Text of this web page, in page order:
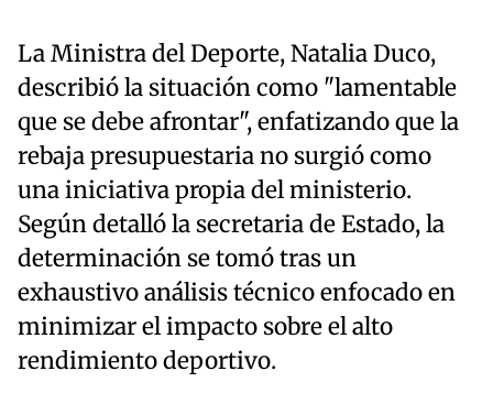
La Ministra del Deporte, Natalia Duco,
describió la situación como "lamentable
que se debe afrontar", enfatizando que la
rebaja presupuestaria no surgió como
una iniciativa propia del ministerio.
Según detalló la secretaria de Estado, la
determinación se tomó tras un
exhaustivo análisis técnico enfocado en
minimizar el impacto sobre el alto
rendimiento deportivo.